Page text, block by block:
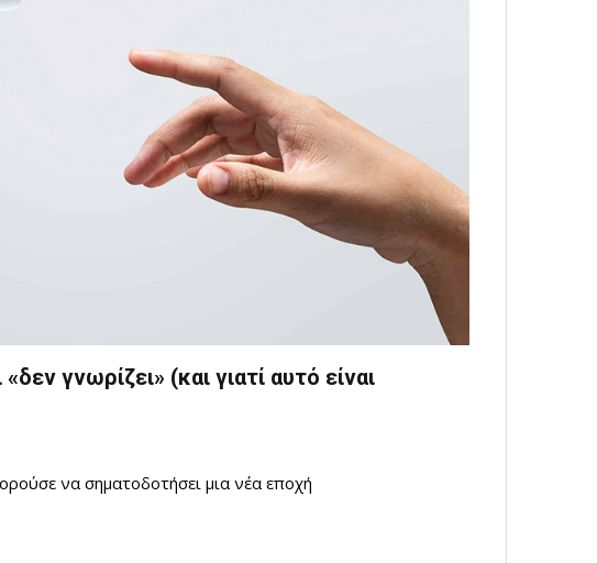
γνωρίζει» (και γιατί αυτό είναι
να σηματοδοτήσει μια νέα εποχή